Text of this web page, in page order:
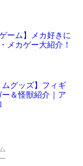
ーム】メカ好きに
メカゲー大紹介！
ムグッズ】フィギ
＆怪獣紹介｜ア